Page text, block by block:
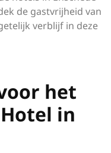
de gastvrijheid van
verblijf in deze
het
in